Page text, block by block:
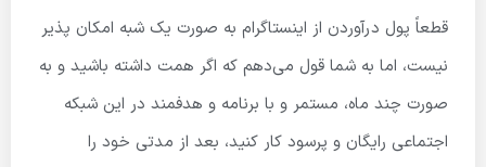
قطعاً پول درآوردن از اینستاگرام به صورت یک شبه امکان پذیر
نیست، اما به شما قول می‌دهم که اگر همت داشته باشید و به
صورت چند ماه، مستمر و با برنامه و هدفمند در این شبکه
اجتماعی رایگان و پرسود کار کنید، بعد از مدتی خود را